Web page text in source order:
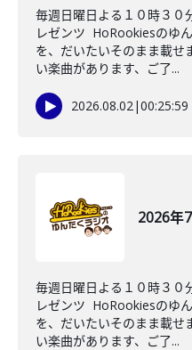
毎週日曜日よる１０時３０
レゼンツ HoRookiesのゆ
を、だいたいそのまま載せ
い楽曲があります、ご了...
2026.08.02|00:25:59
2026年
毎週日曜日よる１０時３０
レゼンツ HoRookiesのゆ
を、だいたいそのまま載せ
い楽曲があります、ご了...